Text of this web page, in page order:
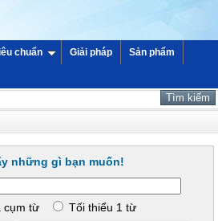
chuẩn Giải pháp Sản phẩm
những gì bạn muốn!
cụm từ
Tối thiểu 1 từ